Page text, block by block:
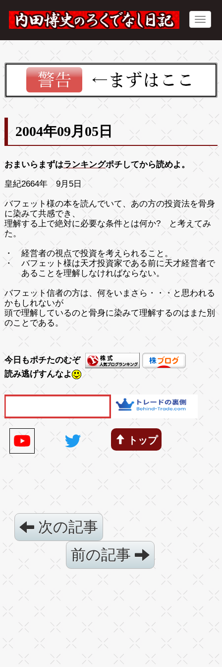
2004年09月05日
おまいらまずはランキングポチしてから読めよ。
皇紀2664年 9月5日
バフェット様の本を読んでいて、あの方の投資法を骨身
に染みて共感でき、
理解する上で絶対に必要な条件とは何か? と考えてみ
た。
・ 経営者の視点で投資を考えられること。
・ バフェット様は天才投資家である前に天才経営者で
あることを理解しなければならない。
バフェット信者の方は、何をいまさら・・・と思われる
かもしれないが
頭で理解しているのと骨身に染みて理解するのはまた別
のことである。
今日もポチたのむぞ
読み逃げすんなよ
トップ
次の記事
前の記事